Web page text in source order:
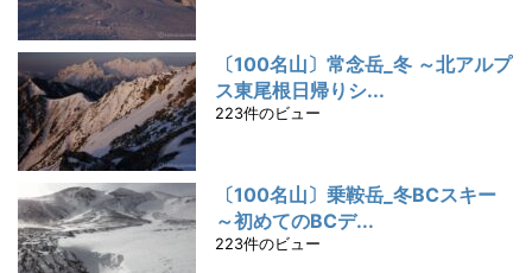
〔100名山〕常念岳_冬 ～北アルプ
ス東尾根日帰りシ...
223件のビュー
〔100名山〕乗鞍岳_冬BCスキー
～初めてのBCデ...
223件のビュー